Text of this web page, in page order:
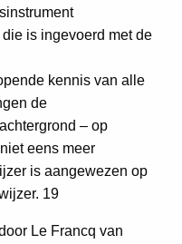
is ingevoerd met de
kennis van alle
de
– op
eens meer
is aangewezen op
19
Le Francq van